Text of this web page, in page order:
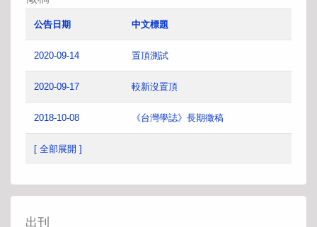
公告日期 中文標題
2020-09-14 置頂測試
2020-09-17 較新沒置頂
2018-10-08 《台灣學誌》長期徵稿
[ 全部展開 ]
出刊